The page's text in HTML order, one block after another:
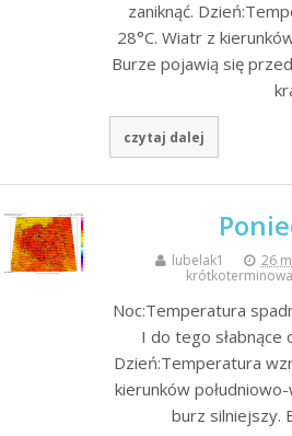
zaniknąć.
28°C. Wiatr z
Burze pojawią się
czytaj dalej
lubelak1 26
krótkoterminowa
Noc:Temperatura
I do tego słabnące
Dzień:Temperatura
kierunków
burz silniejszy.